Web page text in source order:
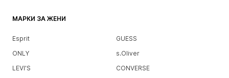
МАРКИ ЗА ЖЕНИ
Esprit
GUESS
ONLY
s.Oliver
LEVI'S
CONVERSE